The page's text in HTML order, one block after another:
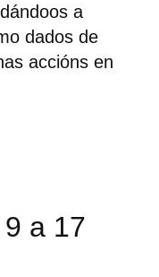
a
dados de
accións en
a 17